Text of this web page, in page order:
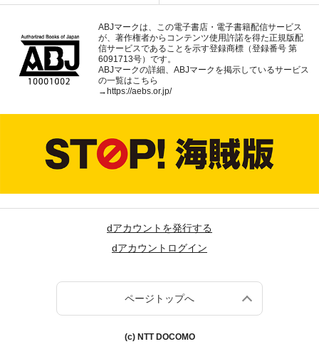
ABJマークは、この電子書店・電子書籍配信サービス
が、著作権者からコンテンツ使用許諾を得た正規版配
信サービスであることを示す登録商標（登録番号 第
6091713号）です。
ABJマークの詳細、ABJマークを掲示しているサービス
の一覧はこちら
→ https://aebs.or.jp/
dアカウントを発行する
dアカウントログイン
ページトップへ
(c) NTT DOCOMO